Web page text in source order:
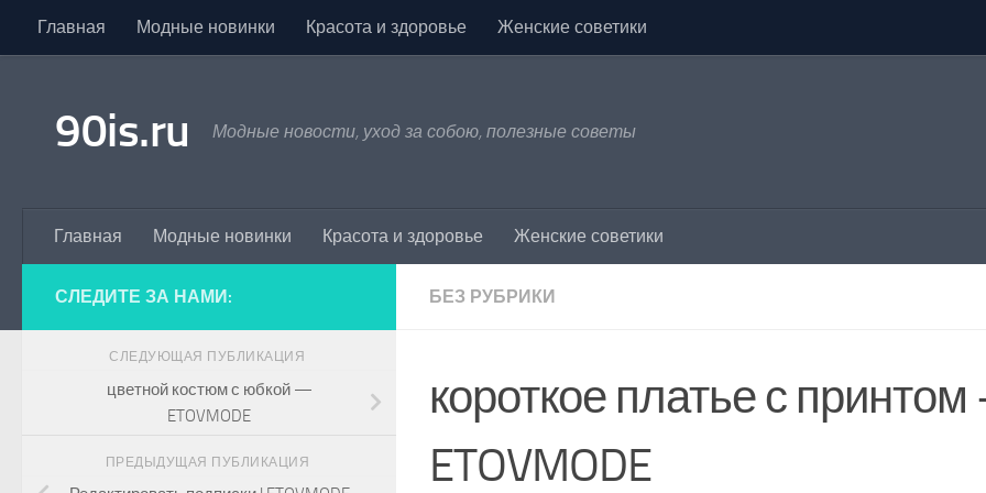
Skip to content
Главная Модные новинки Красота и здоровье Женские советики
90is.ru Модные новости, уход за собою, полезные советы
Главная Модные новинки Красота и здоровье Женские советики
БЕЗ РУБРИКИ
короткое платье с
ETOVMODE
СЛЕДИТЕ ЗА НАМИ:
СЛЕДУЮЩАЯ ПУБЛИКАЦИЯ
цветной костюм с юбкой —
ETOVMODE
ПРЕДЫДУЩАЯ ПУБЛИКАЦИЯ